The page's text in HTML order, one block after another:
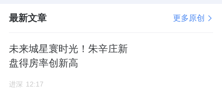
需求端
：各地继续推进限购松绑、首付下调、
中，上海2月发布“沪七条”优化购房门槛，深圳
4月放松福田、南山等核心区域限购，广州4月
最新文章 更多原创
未来城星寰时光！朱辛庄新
盘得房率创新高
进深 12:17